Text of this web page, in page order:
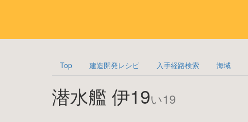
Top 建造開発レシピ 入手経路検索 海域
潜水艦 伊19い19